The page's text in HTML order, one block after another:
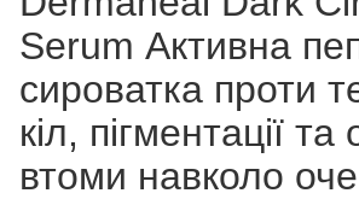
Serum Активна
сироватка проти
кіл, пігментації та
втоми навколо